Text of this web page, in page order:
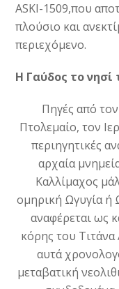
ASKI-1509,που
πλούσιο και
περιεχόμενο.
Η Γαύδος το
Πηγές από
Πτολεμαίο, τον
περιηγητικές
αρχαία
Καλλίμαχος
ομηρική Ωγυγία ή
αναφέρεται ως
κόρης του
αυτά
μεταβατική